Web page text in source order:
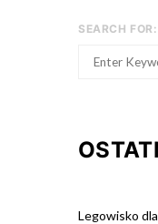
SEARCH FOR:
Legowisko